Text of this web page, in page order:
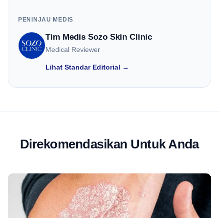
PENINJAU MEDIS
Tim Medis Sozo Skin Clinic
Medical Reviewer
Lihat Standar Editorial →
Direkomendasikan Untuk Anda